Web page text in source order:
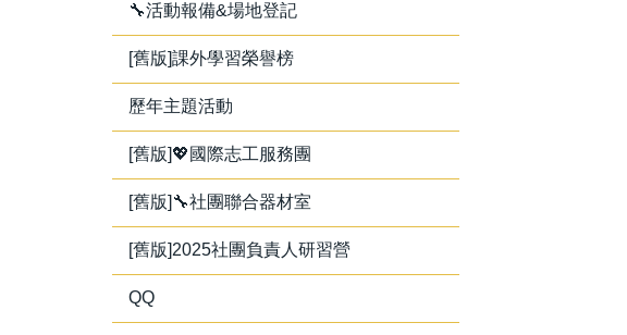
🔧活動報備&場地登記
[舊版]課外學習榮譽榜
歷年主題活動
[舊版]💖國際志工服務團
[舊版]🔧社團聯合器材室
[舊版]2025社團負責人研習營
QQ